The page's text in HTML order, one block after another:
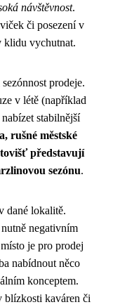
návštěvnost.
či posezení v
klidu vychutnat.
prodeje.
v létě (například
stabilnější
rušné městské
představují
sezónu.
dané lokalitě.
negativním
je pro prodej
nabídnout něco
konceptem.
blízkosti kaváren či